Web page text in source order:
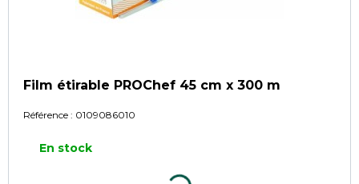
Film étirable PROChef 45 cm x 300 m
Référence : 0109086010
En stock